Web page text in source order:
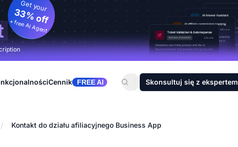
Get your
33% off
+ free AI Agent
Cennik FREE AI Skonsultuj się z ekspertem
/ Kontakt do działu afiliacyjnego Business App